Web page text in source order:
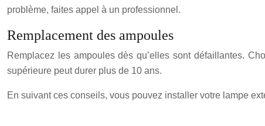
problème, faites appel à un professionnel.
Remplacement des ampoules
Remplacez les ampoules dès qu’elles sont défaillantes.
supérieure peut durer plus de 10 ans.
En suivant ces conseils, vous pouvez installer votre lampe